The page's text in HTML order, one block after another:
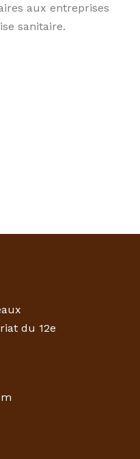
aux entreprises
sanitaire.
du 12e